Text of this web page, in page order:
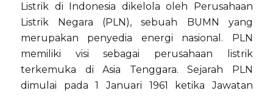
Listrik di Indonesia dikelola oleh Perusahaan
Listrik Negara (PLN), sebuah BUMN yang
merupakan penyedia energi nasional. PLN
memiliki visi sebagai perusahaan listrik
terkemuka di Asia Tenggara. Sejarah PLN
dimulai pada 1 Januari 1961 ketika Jawatan